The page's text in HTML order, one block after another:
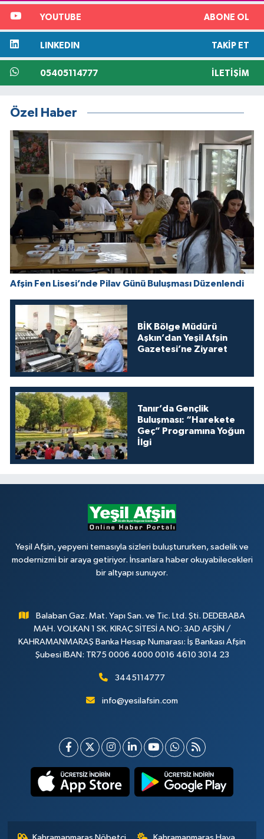
YOUTUBE ABONE OL
LINKEDIN TAKIP ET
05405114777 İLETIŞIM
Özel Haber
Afşin Fen Lisesi’nde Pilav Günü Buluşması Düzenlendi
BİK Bölge Müdürü
Aşkın’dan Yeşil Afşin
Gazetesi’ne Ziyaret
Tanır’da Gençlik
Buluşması: “Harekete
Geç” Programına Yoğun
İlgi
Yeşil Afşin, yepyeni temasıyla sizleri buluştururken, sadelik ve
modernizmi bir araya getiriyor. İnsanlara haber okuyabilecekleri
bir altyapı sunuyor.
Balaban Gaz. Mat. Yapı San. ve Tic. Ltd. Şti. DEDEBABA
MAH. VOLKAN 1 SK. KIRAÇ SİTESİ A NO: 3AD AFŞİN /
KAHRAMANMARAŞ Banka Hesap Numarası: İş Bankası Afşin
Şubesi IBAN: TR75 0006 4000 0016 4610 3014 23
3445114777
info@yesilafsin.com